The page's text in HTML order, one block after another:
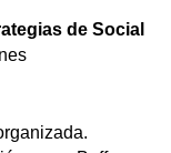
de Social